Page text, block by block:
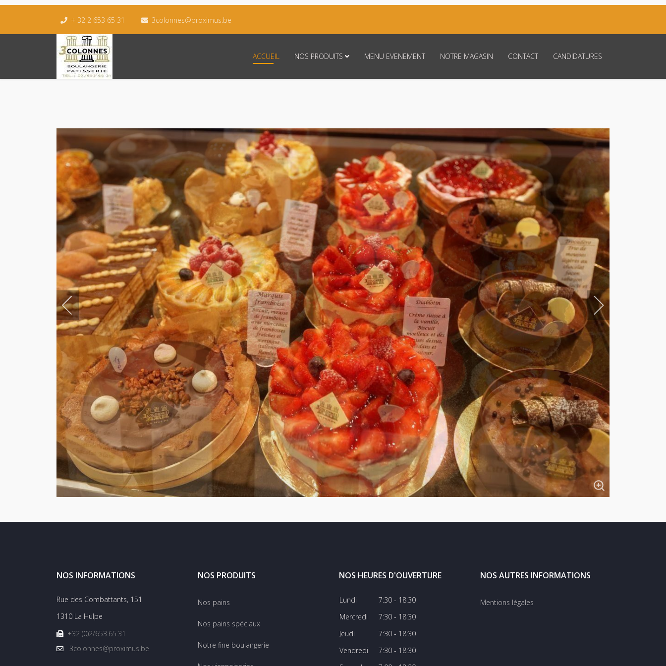
+ 32 2 653 65 31 3colonnes@proximus.be
ACCUEIL NOS PRODUITS MENU EVENEMENT NOTRE MAGASIN CONTACT CANDIDATURES
NOS INFORMATIONS
Rue des Combattants, 151
1310 La Hulpe
+32 (0)2/653.65.31
3colonnes@proximus.be
NOS PRODUITS
Nos pains
Nos pains spéciaux
Notre fine boulangerie
NOS HEURES D'OUVERTURE
Lundi
Mercredi
Jeudi
Vendredi
7:30 - 18:30
7:30 - 18:30
7:30 - 18:30
7:30 - 18:30
NOS AUTRES INFORMATIONS
Mentions légales